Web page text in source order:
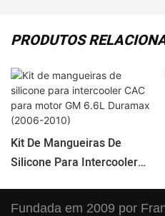
PRODUTOS
Kit De Mangueiras De
Silicone Para Intercooler
Duramax (2006-2010)
Fundada em 2009 por